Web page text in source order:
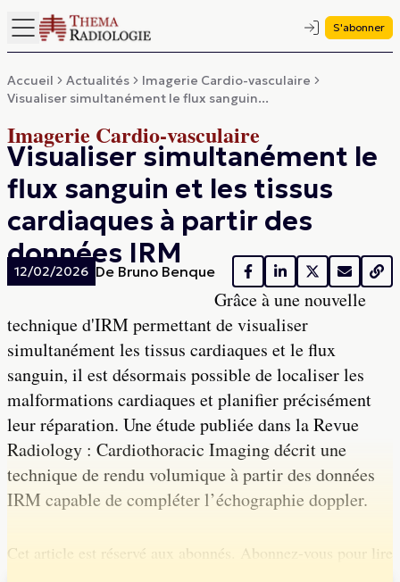
S'abonner
Accueil Actualités
Imagerie Cardio-vasculaire
Visualiser simultanément le flux sanguin...
Imagerie Cardio-vasculaire
Visualiser simultanément le
flux sanguin et les tissus
cardiaques à partir des
données IRM
12/02/2026 De Bruno Benque
Grâce à une nouvelle
technique d'IRM permettant de visualiser
simultanément les tissus cardiaques et le flux
sanguin, il est désormais possible de localiser les
malformations cardiaques et planifier précisément
leur réparation. Une étude publiée dans la Revue
Radiology : Cardiothoracic Imaging décrit une
technique de rendu volumique à partir des données
IRM capable de compléter l’échographie doppler.
Cet article est réservé aux abonnés. Abonnez-vous pour lire